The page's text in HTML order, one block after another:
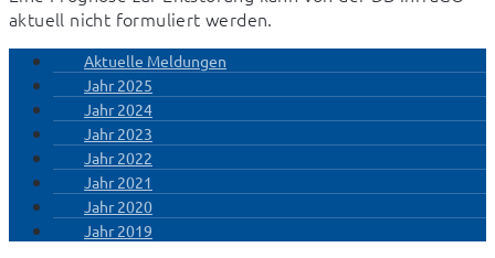
aktuell nicht formuliert werden.
Aktuelle Meldungen
Jahr 2025
Jahr 2024
Jahr 2023
Jahr 2022
Jahr 2021
Jahr 2020
Jahr 2019